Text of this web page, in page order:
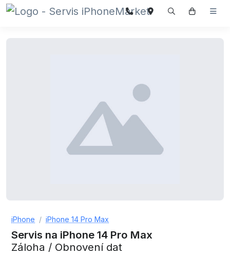
iPhone iPhone 14 Pro Max
Servis na iPhone 14 Pro Max
Záloha / Obnovení dat